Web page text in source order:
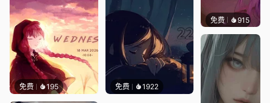
免费 195 免费 1922
免费 915辰东